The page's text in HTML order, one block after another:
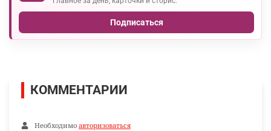
Подписаться
КОММЕНТАРИИ
Необходимо авторизоваться